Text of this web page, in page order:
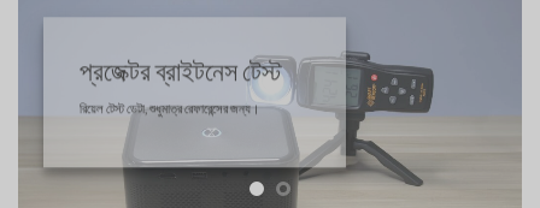
প্রজেক্টর ব্রাইটনেস টেস্ট
রিয়েল টেস্ট ডেটা, শুধুমাত্র রেফারেন্সের জন্য।